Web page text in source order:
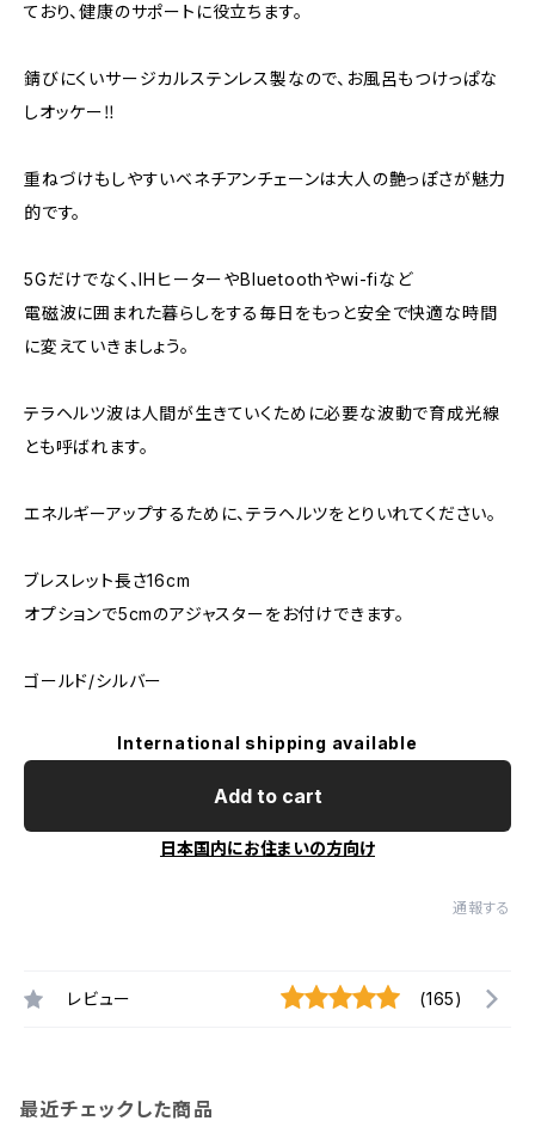
ており、健康のサポートに役立ちます。
錆びにくいサージカルステンレス製なので、お風呂もつけっぱな
しオッケー‼️
重ねづけもしやすいベネチアンチェーンは大人の艶っぽさが魅力
的です。
5Gだけでなく、IHヒーターやBluetoothやwi-fiなど
電磁波に囲まれた暮らしをする毎日をもっと安全で快適な時間
に変えていきましょう。
テラヘルツ波は人間が生きていくために必要な波動で育成光線
とも呼ばれます。
エネルギーアップするために、テラヘルツをとりいれてください。
ブレスレット長さ16cm
オプションで5cmのアジャスターをお付けできます。
ゴールド/シルバー
International shipping available
Add to cart
日本国内にお住まいの方向け
通報する
レビュー (165)
最近チェックした商品